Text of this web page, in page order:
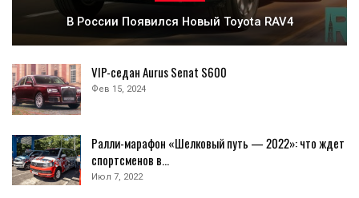
В России Появился Новый Toyota RAV4
VIP-седан Aurus Senat S600
Фев 15, 2024
Ралли-марафон «Шелковый путь — 2022»: что ждет
спортсменов в…
Июл 7, 2022